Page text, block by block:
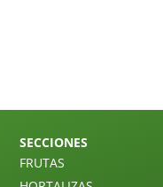
SECCIONES
FRUTAS